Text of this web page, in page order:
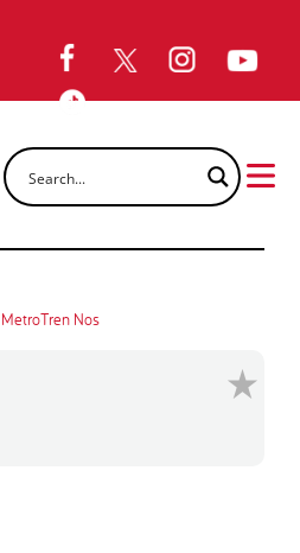
MetroTren Nos